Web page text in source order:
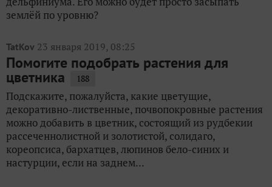
землёй по уровню?
TatKov 23 января 2019, 08:25
Помогите подобрать растения для
цветника 188
Подскажите, пожалуйста, какие цветущие,
декоративно-лиственные, почвопокровные растения
можно добавить в цветник, состоящий из рудбекии
рассеченнолистной и золотистой, солидаго,
кореопсиса, бархатцев, люпинов бело-синих и
настурции, если на заднем...